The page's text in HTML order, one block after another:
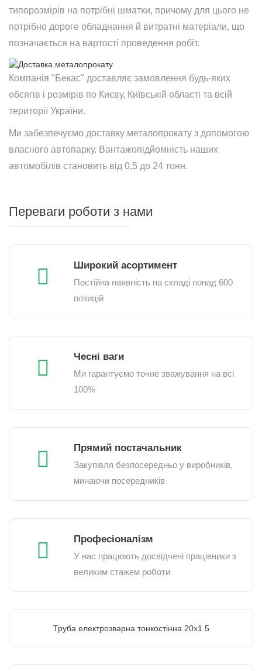
типорозмірів на потрібні шматки, причому для цього не
потрібно дороге обладнання й витратні матеріали, що
позначається на вартості проведення робіт.
Компанія "Бекас" доставляє замовлення будь-яких
обсягів і розмірів по Києву, Київській області та всій
території України.
Ми забезпечуємо доставку металопрокату з допомогою
власного автопарку. Вантажопідйомність наших
автомобілів становить від 0,5 до 24 тонн.
Переваги роботи з нами
Широкий асортимент
Постійна наявність на складі понад 600
позицій
Чесні ваги
Ми гарантуємо точне зважування на всі
100%
Прямий постачальник
Закупівля безпосередньо у виробників,
минаючи посередників
Професіоналізм
У нас працюють досвідчені працівники з
великим стажем роботи
Труба електрозварна тонкостінна 20х1.5